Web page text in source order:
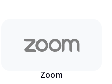
Zoom